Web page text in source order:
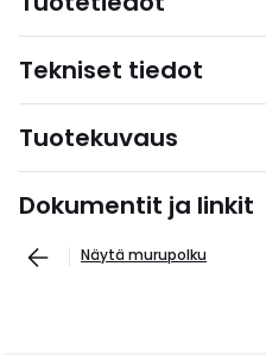
Tekniset tiedot
Tuotekuvaus
Dokumentit ja linkit
Näytä murupolku